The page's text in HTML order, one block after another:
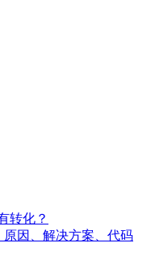
转化？
原因、解决方案、代码